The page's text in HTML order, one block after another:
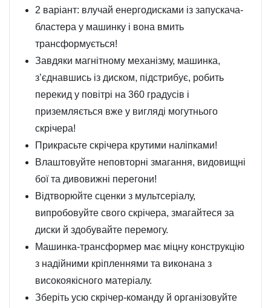
2 варіант: влучай енергодисками із запускача-
бластера у машинку і вона вмить
трансформується!
Завдяки магнітному механізму, машинка,
з’єднавшись із диском, підстрибує, робить
перекид у повітрі на 360 градусів і
приземляється вже у вигляді могутнього
скрічера!
Прикрасьте скрічера крутими наліпками!
Влаштовуйте неповторні змагання, видовищні
бої та дивовижні перегони!
Відтворюйте сценки з мультсеріалу,
випробовуйте свого скрічера, змагайтеся за
диски й здобувайте перемогу.
Машинка-трансформер має міцну конструкцію
з надійними кріпленнями та виконана з
високоякісного матеріалу.
Зберіть усю скрічер-команду й організовуйте